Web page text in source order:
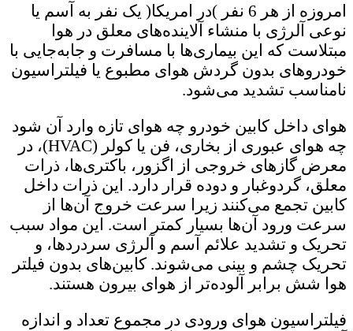
امروزه از هر 6 نفر )در امریکا( یک نفر به آسم یا
نوعی آلرژی با منشاء آلاینده‌های معلق در هوا
مبتلاست که این بیماری‌ها با مسافرت و جابه‌جایی با
خودروهای بدون گردش هوای مطبوع یا فیلتراسیون
نامناسب تشدید می‌شود.
هوای داخل کابین خودرو چه هوای تازه وارد آن شود
چه هوای عبوری از بخاری، فن یا کولر (HVAC)، در
معرض گازهای خروجی از اگزور، باکتری‌ها، ذرات
معلق، گردوغبار و دوده قرار دارد. این ذرات داخل
کابین تجمع می‌کنند زیرا سرعت خروج آن‌ها از
سرعت ورود آن‌ها بسیار کمتر است. این مواد سبب
تحریک و تشدید علائم آسم و آلرژی سردردها، و
تحریک چشم و بینی می‌شوند. کابین‌های بدون فیلتر
هوا شش برابر آلوده‌تر از هوای بیرون هستند.
فیلتراسیون هوای ورودی در مجموع تعداد و اندازه